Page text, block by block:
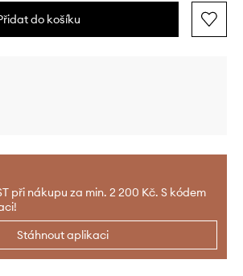
do košíku
při nákupu za min. 2 200 Kč. S kódem
Stáhnout aplikaci